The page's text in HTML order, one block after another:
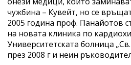
чужбина – Кувейт, но се
2005 година проф. Панайотов
на новата клиника по
Университетската болница
през 2008 г и неин